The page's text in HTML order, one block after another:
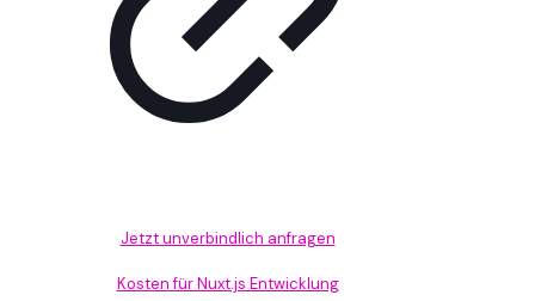
Jetzt unverbindlich anfragen
Kosten für Nuxt.js Entwicklung